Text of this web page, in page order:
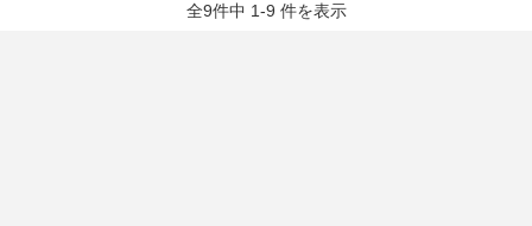
全9件中 1-9 件を表示